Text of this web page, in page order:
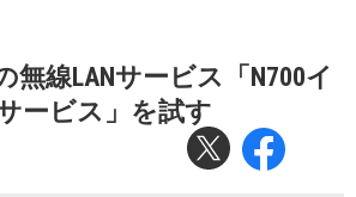
無線LANサービス「N700イ
ービス」を試す